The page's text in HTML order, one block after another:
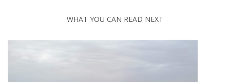
WHAT YOU CAN READ NEXT